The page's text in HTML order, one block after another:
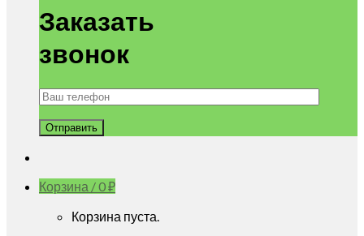
Заказать
звонок
Корзина /0₽
Корзина пуста.